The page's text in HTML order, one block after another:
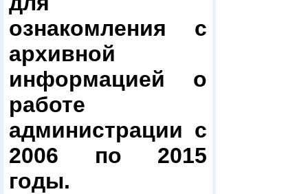
ознакомления с
архивной
информацией о
работе
администрации с
2006 по 2015
годы.